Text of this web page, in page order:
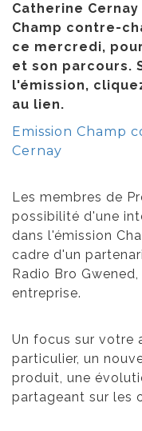
Catherine
Champ contre-
ce mercredi,
et son parcours.
l'émission,
au lien.
Emission Champ
Cernay
Les membres de
possibilité d'une
dans l'émission
cadre d'un
Radio Bro
entreprise.
Un focus sur votre
particulier, un
produit, une
partageant sur les